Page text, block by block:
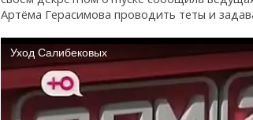
Артёма Герасимова проводить теты и